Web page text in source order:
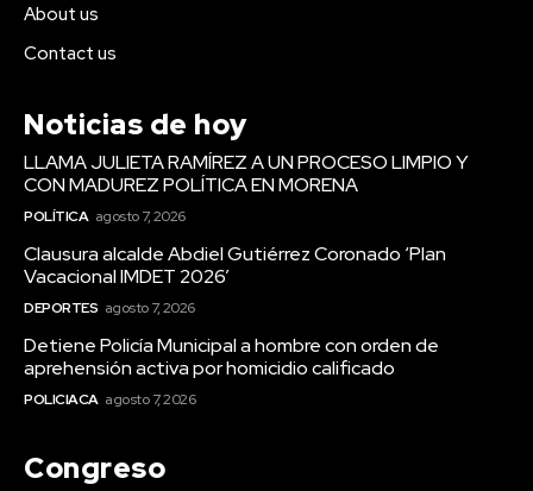
About us
Contact us
Noticias de hoy
LLAMA JULIETA RAMÍREZ A UN PROCESO LIMPIO Y
CON MADUREZ POLÍTICA EN MORENA
POLÍTICA agosto 7, 2026
Clausura alcalde Abdiel Gutiérrez Coronado ‘Plan
Vacacional IMDET 2026’
DEPORTES agosto 7, 2026
Detiene Policía Municipal a hombre con orden de
aprehensión activa por homicidio calificado
POLICIACA agosto 7, 2026
Congreso